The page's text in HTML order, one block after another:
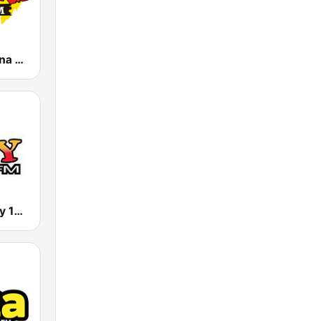
KLBN La Buena 101.9 FM
WYMY La Ley 101.1 FM